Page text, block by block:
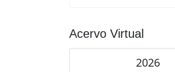
Acervo Virtual
2026